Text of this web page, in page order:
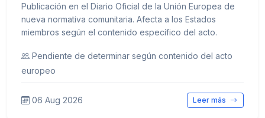
Publicación en el Diario Oficial de la Unión Europea de
nueva normativa comunitaria. Afecta a los Estados
miembros según el contenido específico del acto.
Pendiente de determinar según contenido del acto
europeo
06 Aug 2026 Leer más